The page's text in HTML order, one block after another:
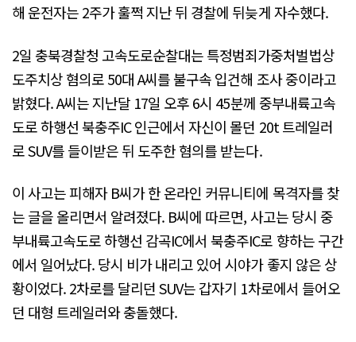
해 운전자는 2주가 훌쩍 지난 뒤 경찰에 뒤늦게 자수했다.
2일 충북경찰청 고속도로순찰대는 특정범죄가중처벌법상
도주치상 혐의로 50대 A씨를 불구속 입건해 조사 중이라고
밝혔다. A씨는 지난달 17일 오후 6시 45분께 중부내륙고속
도로 하행선 북충주IC 인근에서 자신이 몰던 20t 트레일러
로 SUV를 들이받은 뒤 도주한 혐의를 받는다.
이 사고는 피해자 B씨가 한 온라인 커뮤니티에 목격자를 찾
는 글을 올리면서 알려졌다. B씨에 따르면, 사고는 당시 중
부내륙고속도로 하행선 감곡IC에서 북충주IC로 향하는 구간
에서 일어났다. 당시 비가 내리고 있어 시야가 좋지 않은 상
황이었다. 2차로를 달리던 SUV는 갑자기 1차로에서 들어오
던 대형 트레일러와 충돌했다.